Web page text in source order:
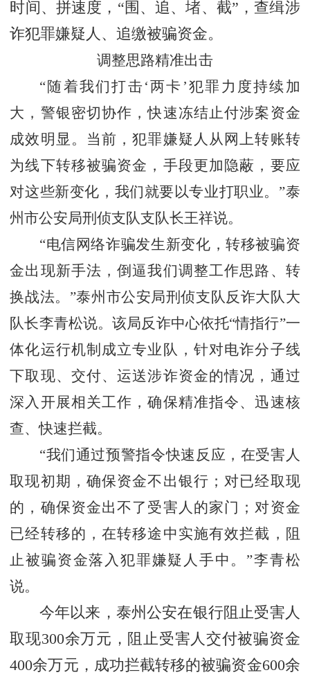
时间、拼速度，“围、追、堵、截”，查缉涉
诈犯罪嫌疑人、追缴被骗资金。
调整思路精准出击
“随着我们打击‘两卡’犯罪力度持续加
大，警银密切协作，快速冻结止付涉案资金
成效明显。当前，犯罪嫌疑人从网上转账转
为线下转移被骗资金，手段更加隐蔽，要应
对这些新变化，我们就要以专业打职业。”泰
州市公安局刑侦支队支队长王祥说。
“电信网络诈骗发生新变化，转移被骗资
金出现新手法，倒逼我们调整工作思路、转
换战法。”泰州市公安局刑侦支队反诈大队大
队长李青松说。该局反诈中心依托“情指行”一
体化运行机制成立专业队，针对电诈分子线
下取现、交付、运送涉诈资金的情况，通过
深入开展相关工作，确保精准指令、迅速核
查、快速拦截。
“我们通过预警指令快速反应，在受害人
取现初期，确保资金不出银行；对已经取现
的，确保资金出不了受害人的家门；对资金
已经转移的，在转移途中实施有效拦截，阻
止被骗资金落入犯罪嫌疑人手中。”李青松
说。
今年以来，泰州公安在银行阻止受害人
取现300余万元，阻止受害人交付被骗资金
400余万元，成功拦截转移的被骗资金600余